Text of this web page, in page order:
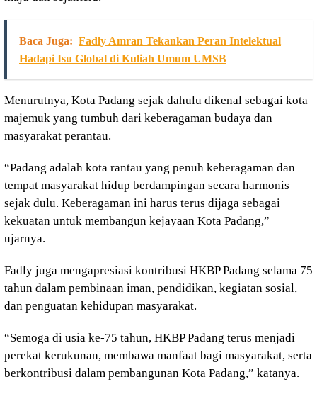
Baca Juga: Fadly Amran Tekankan Peran Intelektual
Hadapi Isu Global di Kuliah Umum UMSB
Menurutnya, Kota Padang sejak dahulu dikenal sebagai kota
majemuk yang tumbuh dari keberagaman budaya dan
masyarakat perantau.
“Padang adalah kota rantau yang penuh keberagaman dan
tempat masyarakat hidup berdampingan secara harmonis
sejak dulu. Keberagaman ini harus terus dijaga sebagai
kekuatan untuk membangun kejayaan Kota Padang,”
ujarnya.
Fadly juga mengapresiasi kontribusi HKBP Padang selama 75
tahun dalam pembinaan iman, pendidikan, kegiatan sosial,
dan penguatan kehidupan masyarakat.
“Semoga di usia ke-75 tahun, HKBP Padang terus menjadi
perekat kerukunan, membawa manfaat bagi masyarakat, serta
berkontribusi dalam pembangunan Kota Padang,” katanya.